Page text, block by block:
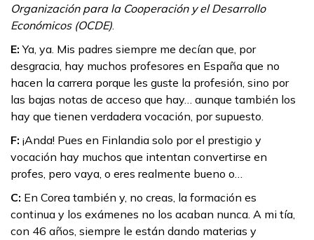
Organización para la Cooperación y el Desarrollo
Económicos (OCDE).
E:Ya, ya. Mis padres siempre me decían que, por
desgracia, hay muchos profesores en España que no
hacen la carrera porque les guste la profesión, sino por
las bajas notas de acceso que hay… aunque también los
hay que tienen verdadera vocación, por supuesto.
F: ¡Anda! Pues en Finlandia solo por el prestigio y
vocación hay muchos que intentan convertirse en
profes, pero vaya, o eres realmente bueno o…
C: En Corea también y, no creas, la formación es
continua y los exámenes no los acaban nunca. A mi tía,
con 46 años, siempre le están dando materias y